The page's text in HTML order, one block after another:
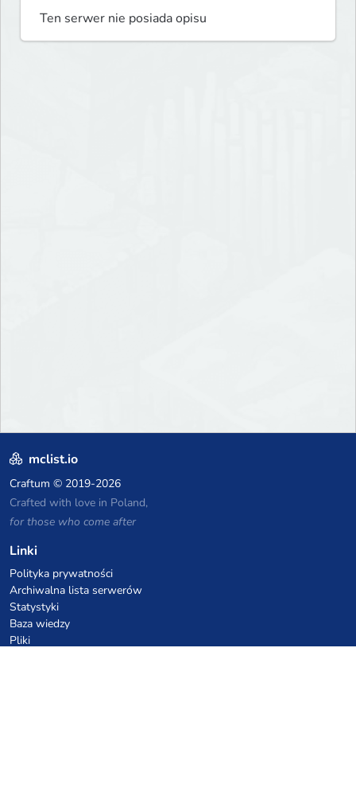
Ten serwer nie posiada opisu
mclist.io
Craftum © 2019-2026
Crafted with love in Poland,
for those who come after
Linki
Polityka prywatności
Archiwalna lista serwerów
Statystyki
Baza wiedzy
Pliki